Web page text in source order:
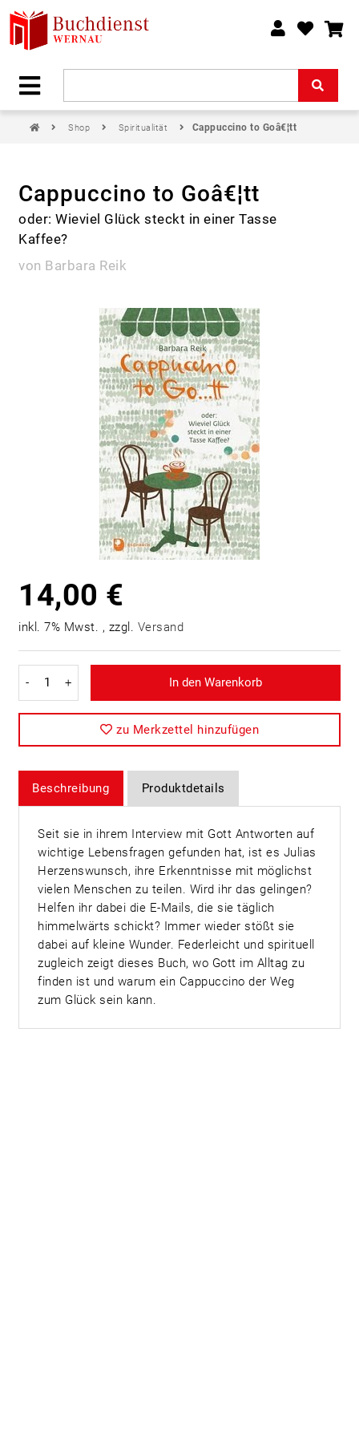
Shop Spiritualität Cappuccino to Goâ€¦tt
Cappuccino to Goâ€¦tt
oder: Wieviel Glück steckt in einer Tasse
Kaffee?
von Barbara Reik
14,00 €
inkl. 7% Mwst. , zzgl. Versand
- + In den Warenkorb
zu Merkzettel hinzufügen
Beschreibung Produktdetails
Seit sie in ihrem Interview mit Gott Antworten auf
wichtige Lebensfragen gefunden hat, ist es Julias
Herzenswunsch, ihre Erkenntnisse mit möglichst
vielen Menschen zu teilen. Wird ihr das gelingen?
Helfen ihr dabei die E-Mails, die sie täglich
himmelwärts schickt? Immer wieder stößt sie
dabei auf kleine Wunder. Federleicht und spirituell
zugleich zeigt dieses Buch, wo Gott im Alltag zu
finden ist und warum ein Cappuccino der Weg
zum Glück sein kann.